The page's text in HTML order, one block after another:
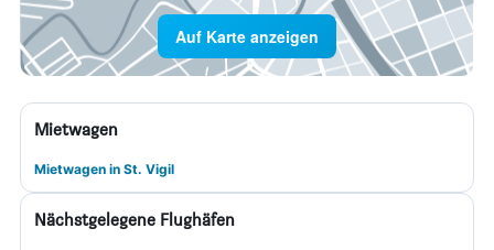
Auf Karte anzeigen
Mietwagen
Mietwagen in St. Vigil
Nächstgelegene Flughäfen